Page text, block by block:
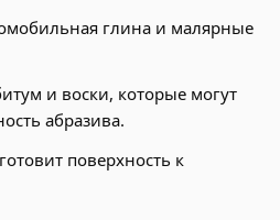
глина и малярные
и воски, которые могут
абразива.
поверхность к